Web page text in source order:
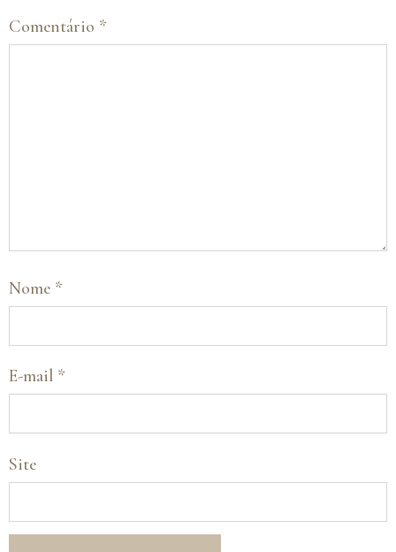
Comentário *
Nome *
E-mail *
Site